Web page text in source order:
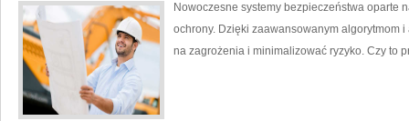
Nowoczesne systemy bezpieczeństwa oparte
ochrony. Dzięki zaawansowanym algorytmom
na zagrożenia i minimalizować ryzyko. Czy to